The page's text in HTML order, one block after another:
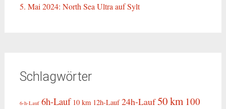
5. Mai 2024: North Sea Ultra auf Sylt
Schlagwörter
6-h-Lauf 6h-Lauf 10 km 12h-Lauf 24h-Lauf50 km 100